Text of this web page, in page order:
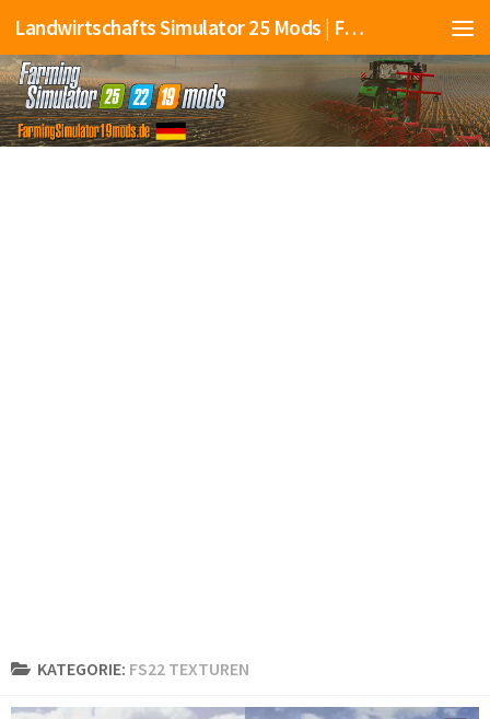
Landwirtschafts Simulator 25 Mods | Farming Simulator 25 Mods | FS25 Mods
KATEGORIE: FS22 TEXTUREN